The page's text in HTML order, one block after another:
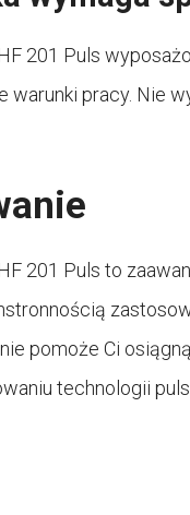
201 Puls
warunki pracy. Nie
201 Puls to
pomoże Ci
technologii